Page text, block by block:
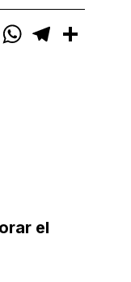
X WhatsAppTelegram
el